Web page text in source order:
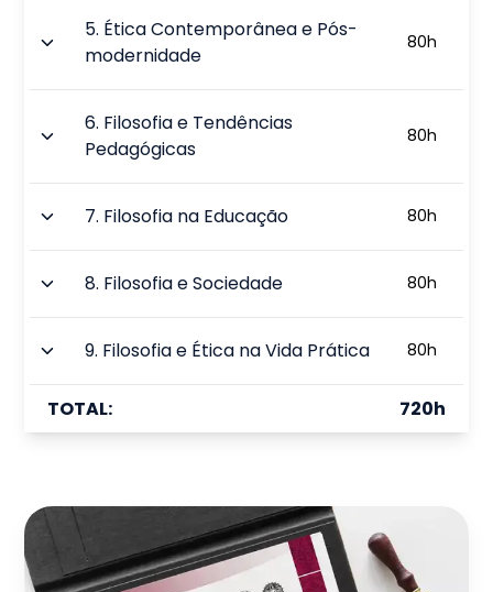
5. Ética Contemporânea e Pós-
modernidade
80h
6. Filosofia e Tendências
Pedagógicas
80h
7. Filosofia na Educação 80h
8. Filosofia e Sociedade 80h
9. Filosofia e Ética na Vida Prática 80h
TOTAL: 720h